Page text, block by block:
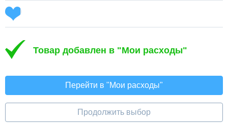
Товар добавлен в "Мои расходы"
Перейти в "Мои расходы"
Продолжить выбор